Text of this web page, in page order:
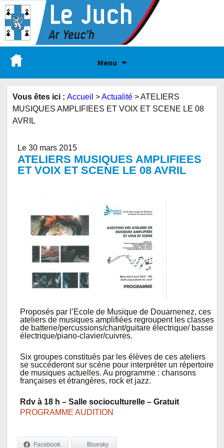
Menu
Vous êtes ici : Accueil >Actualité >ATELIERS
MUSIQUES AMPLIFIEES ET VOIX ET SCENE LE 08
AVRIL
Le 30 mars 2015
ATELIERS MUSIQUES AMPLIFIEES
ET VOIX ET SCENE LE 08 AVRIL
Proposés par l’Ecole de Musique de Douarnenez, ces
ateliers de musiques amplifiées regroupent les classes
de batterie/percussions/chant/guitare électrique/ basse
électrique/piano-clavier/cuivres.
Six groupes constitués par les élèves de ces ateliers
se succéderont sur scène pour interpréter un répertoire
de musiques actuelles. Au programme : chansons
françaises et étrangères, rock et jazz.
Rdv à 18 h – Salle socioculturelle – Gratuit
PROGRAMME AUDITION
Facebook Bluesky